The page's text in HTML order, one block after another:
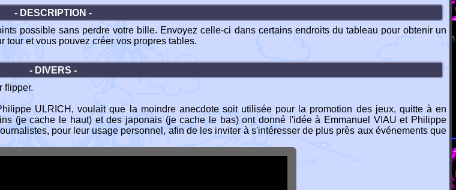
- DESCRIPTION -
possible sans perdre votre bille. Envoyez celle-ci dans certains endroits du tableau pour obtenir un
et vous pouvez créer vos propres tables.
- DIVERS -
flipper.
ULRICH, voulait que la moindre anecdote soit utilisée pour la promotion des jeux, quitte à en
(je cache le haut) et des japonais (je cache le bas) ont donné l'idée à Emmanuel VIAU et Philippe
pour leur usage personnel, afin de les inviter à s'intéresser de plus près aux événements que